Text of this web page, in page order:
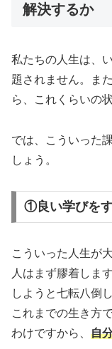
解決するか
私たちの人生は、
題されません。ま
ら、これくらいの
では、こういった
しょう。
①良い学びを
こういった人生が
人はまず膠着しま
しようと七転八倒
これまでの生き方
わけですから、 自